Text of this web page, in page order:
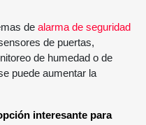
de alarma de seguridad
de puertas,
de humedad o de
puede aumentar la
interesante para